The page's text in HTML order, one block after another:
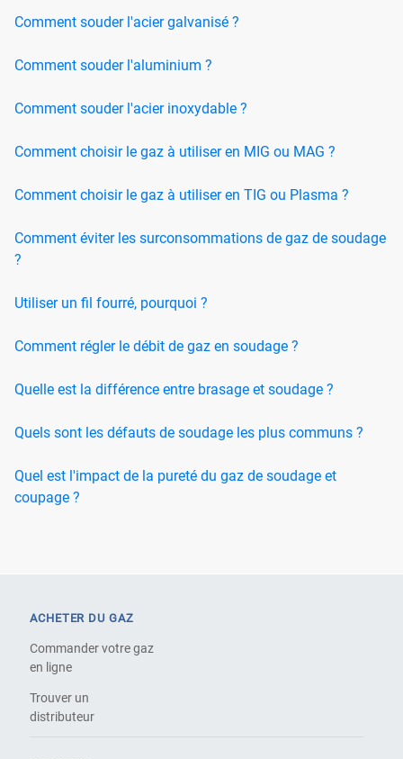
Comment souder l'acier galvanisé ?
Comment souder l'aluminium ?
Comment souder l'acier inoxydable ?
Comment choisir le gaz à utiliser en MIG ou MAG ?
Comment choisir le gaz à utiliser en TIG ou Plasma ?
Comment éviter les surconsommations de gaz de soudage
?
Utiliser un fil fourré, pourquoi ?
Comment régler le débit de gaz en soudage ?
Quelle est la différence entre brasage et soudage ?
Quels sont les défauts de soudage les plus communs ?
Quel est l'impact de la pureté du gaz de soudage et
coupage ?
ACHETER DU GAZ
Commander votre gaz
en ligne
Trouver un
distributeur